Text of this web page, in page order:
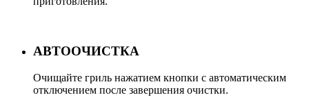
АВТООЧИСТКА
Очищайте гриль нажатием кнопки с автоматическим
отключением после завершения очистки.